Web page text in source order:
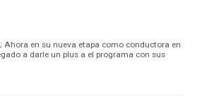
Ahora en su nueva etapa como conductora en
a darle un plus a el programa con sus